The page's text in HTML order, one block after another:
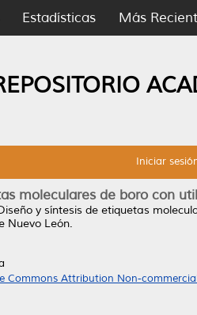
Estadísticas Más
Iniciar
moleculares de boro con
y síntesis de etiquetas
Nuevo León.
Commons Attribution Non-